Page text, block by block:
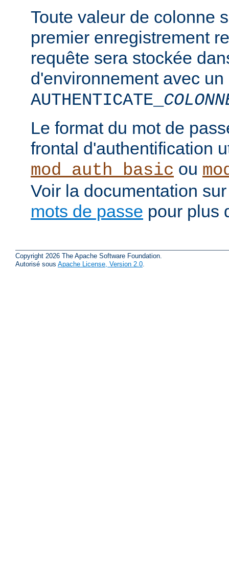
Toute valeur de colonne
premier enregistrement
requête sera stockée
d'environnement avec
AUTHENTICATE_
Le format du mot de
frontal d'authentification
mod_auth_basic ou
Voir la documentation
mots de passe pour plus
Copyright 2026 The Apache Software Foundation.
Autorisé sous Apache License, Version 2.0